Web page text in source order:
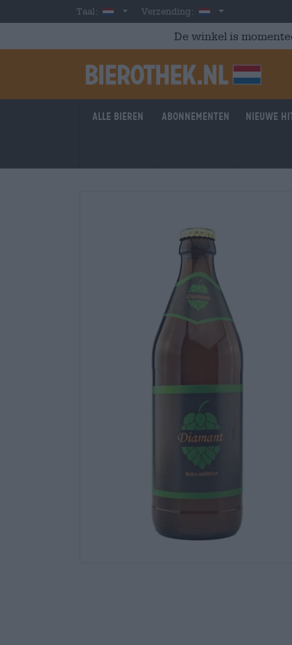
Skip to main content
Taal: DutchVerzending: Nederland
De winkel is
Alle bieren Abonnementen Nieuwe